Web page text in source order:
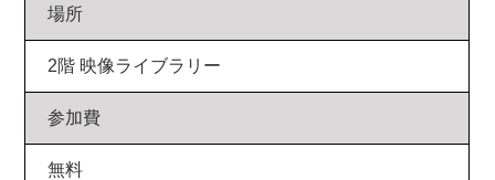
場所
2階 映像ライブラリー
参加費
無料